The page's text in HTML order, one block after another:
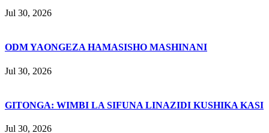
Jul 30, 2026
ODM YAONGEZA HAMASISHO MASHINANI
Jul 30, 2026
GITONGA: WIMBI LA SIFUNA LINAZIDI KUSHIKA KASI
Jul 30, 2026